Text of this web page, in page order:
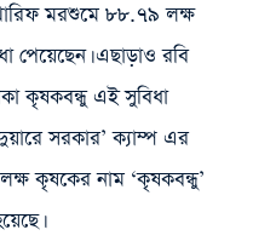
মরশুমে ৮৮.৭৯ লক্ষ
পেয়েছেন। এছাড়াও রবি
কৃষকবন্ধু এই সুবিধা
সরকার’ ক্যাম্প এর
কৃষকের নাম ‘কৃষকবন্ধু’